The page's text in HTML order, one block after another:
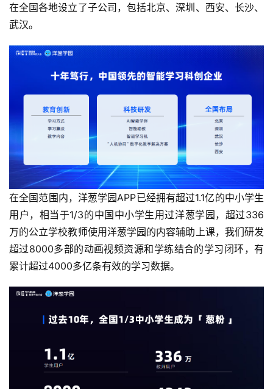
在全国各地设立了子公司，包括北京、深圳、西安、长沙、
武汉。
在全国范围内，洋葱学园APP已经拥有超过1.1亿的中小学生
用户，相当于1/3的中国中小学生用过洋葱学园，超过336
万的公立学校教师使用洋葱学园的内容辅助上课，我们研发
超过8000多部的动画视频资源和学练结合的学习闭环，有
累计超过4000多亿条有效的学习数据。